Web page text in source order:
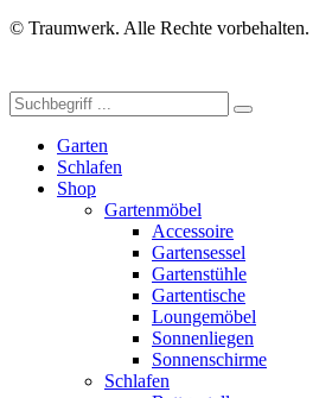
© Traumwerk. Alle Rechte vorbehalten.
Garten
Schlafen
Shop
Gartenmöbel
Accessoire
Gartensessel
Gartenstühle
Gartentische
Loungemöbel
Sonnenliegen
Sonnenschirme
Schlafen